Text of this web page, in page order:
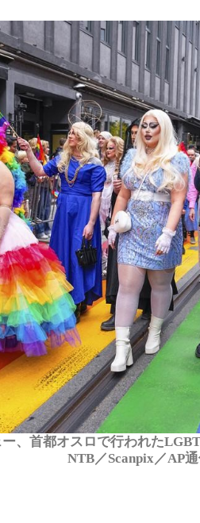
、首都オスロで行われた
NTB／Scanpix／AP通